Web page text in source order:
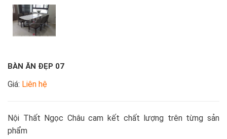
BÀN ĂN ĐẸP 07
Giá: Liên hệ
Nội Thất Ngọc Châu cam kết chất lượng trên từng sản
phẩm